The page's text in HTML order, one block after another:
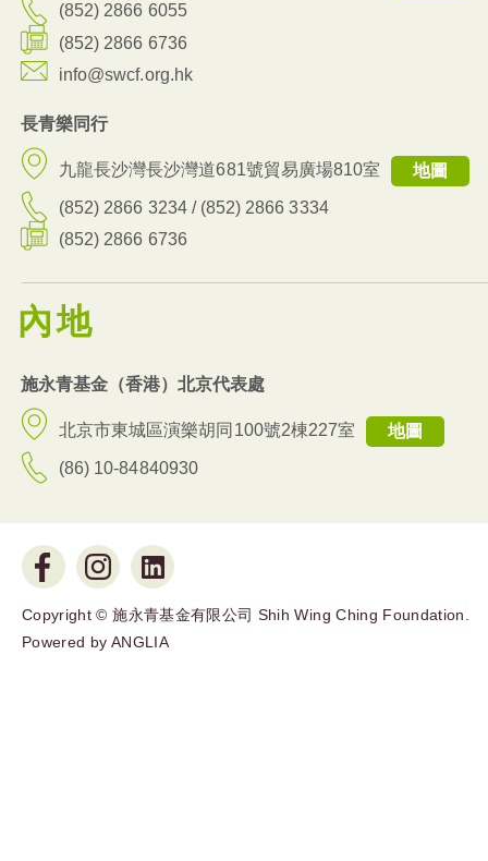
(852) 2866 6055
(852) 2866 6736
info@swcf.org.hk
長青樂同行
九龍長沙灣長沙灣道681號貿易廣場810室
地圖
(852) 2866 3234 / (852) 2866 3334
(852) 2866 6736
內地
施永青基金（香港）北京代表處
北京市東城區演樂胡同100號2棟227室
地圖
(86) 10-84840930
Copyright © 施永青基金有限公司 Shih Wing Ching Foundation.
Powered by ANGLIA